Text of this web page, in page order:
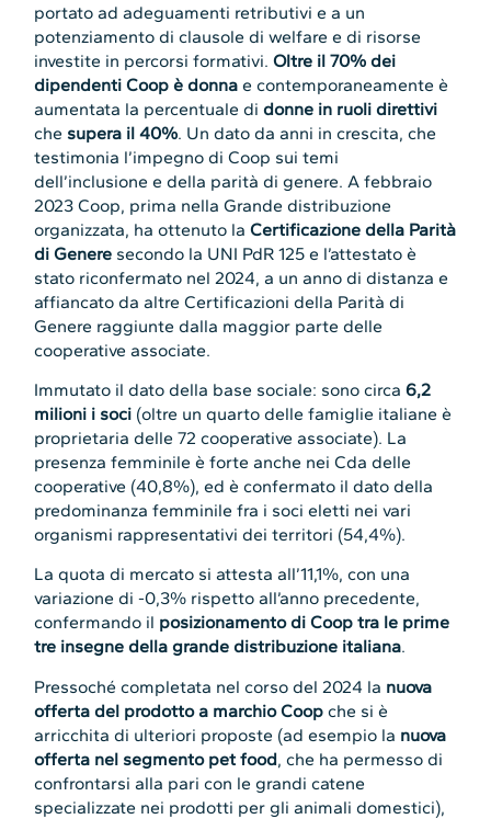
portato ad adeguamenti retributivi e a un
potenziamento di clausole di welfare e di risorse
investite in percorsi formativi.Oltre il 70% dei
dipendenti Coop è donna e contemporaneamente è
aumentata la percentuale didonne in ruoli direttivi
che supera il 40%. Un dato da anni in crescita, che
testimonia l’impegno di Coop sui temi
dell’inclusione e della parità di genere. A febbraio
2023 Coop, prima nella Grande distribuzione
organizzata, ha ottenuto laCertificazione della Parità
di Genere secondo la UNI PdR 125 e l’attestato è
stato riconfermato nel 2024, a un anno di distanza e
affiancato da altre Certificazioni della Parità di
Genere raggiunte dalla maggior parte delle
cooperative associate.
Immutato il dato della base sociale: sono circa6,2
milioni i soci (oltre un quarto delle famiglie italiane è
proprietaria delle 72 cooperative associate). La
presenza femminile è forte anche nei Cda delle
cooperative (40,8%), ed è confermato il dato della
predominanza femminile fra i soci eletti nei vari
organismi rappresentativi dei territori (54,4%).
La quota di mercato si attesta all’11,1%, con una
variazione di -0,3% rispetto all’anno precedente,
confermando il posizionamento di Coop tra le prime
tre insegne della grande distribuzione italiana.
Pressoché completata nel corso del 2024 la nuova
offerta del prodotto a marchio Coop che si è
arricchita di ulteriori proposte (ad esempio la nuova
offerta nel segmento pet food, che ha permesso di
confrontarsi alla pari con le grandi catene
specializzate nei prodotti per gli animali domestici),